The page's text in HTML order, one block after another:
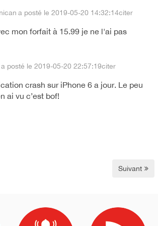
a posté le 2019-05-20 14:32:14citer
mon forfait à 15.99 je ne l'ai pas
a posté le 2019-05-20 22:57:19citer
crash sur iPhone 6 a jour. Le peu
ai vu c’est bof!
Suivant